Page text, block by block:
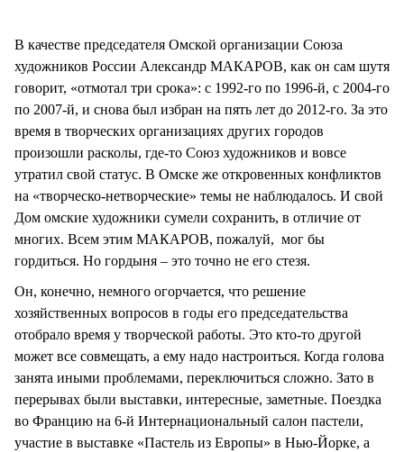
В качестве председателя Омской организации Союза
художников России Александр МАКАРОВ, как он сам шутя
говорит, «отмотал три срока»: с 1992-го по 1996-й, с 2004-го
по 2007-й, и снова был избран на пять лет до 2012-го. За это
время в творческих организациях других городов
произошли расколы, где-то Союз художников и вовсе
утратил свой статус. В Омске же откровенных конфликтов
на «творческо-нетворческие» темы не наблюдалось. И свой
Дом омские художники сумели сохранить, в отличие от
многих. Всем этим МАКАРОВ, пожалуй, мог бы
гордиться. Но гордыня – это точно не его стезя.
Он, конечно, немного огорчается, что решение
хозяйственных вопросов в годы его председательства
отобрало время у творческой работы. Это кто-то другой
может все совмещать, а ему надо настроиться. Когда голова
занята иными проблемами, переключиться сложно. Зато в
перерывах были выставки, интересные, заметные. Поездка
во Францию на 6-й Интернациональный салон пастели,
участие в выставке «Пастель из Европы» в Нью-Йорке, а